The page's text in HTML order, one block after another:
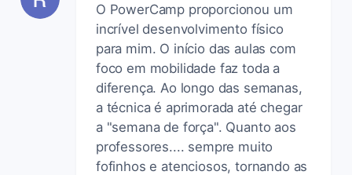
O PowerCamp proporcionou um
incrível desenvolvimento físico
para mim. O início das aulas com
foco em mobilidade faz toda a
diferença. Ao longo das semanas,
a técnica é aprimorada até chegar
a "semana de força". Quanto aos
professores.... sempre muito
fofinhos e atenciosos, tornando as